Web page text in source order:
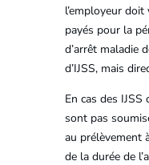
l’employeur doit
payés pour la
d’arrêt maladie
d’IJSS, mais
En cas des
sont pas
au prélèvement
de la durée de